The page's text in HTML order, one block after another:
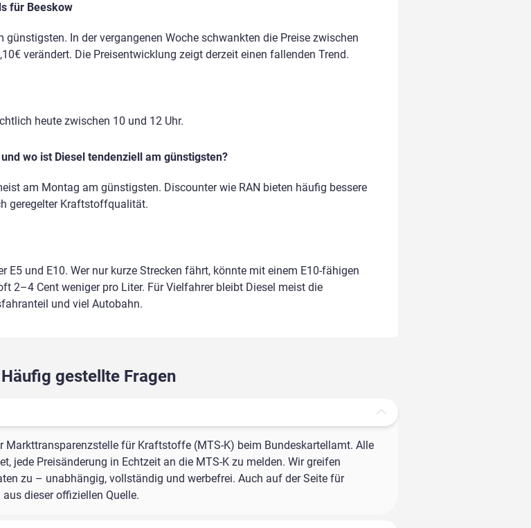
für Beeskow
In der vergangenen Woche schwankten die Preise zwischen
verändert. Die Preisentwicklung zeigt derzeit einen fallenden Trend.
heute zwischen 10 und 12 Uhr.
wo ist Diesel tendenziell am günstigsten?
am Montag am günstigsten. Discounter wie RAN bieten häufig bessere
geregelter Kraftstoffqualität.
E5 und E10. Wer nur kurze Strecken fährt, könnte mit einem E10-fähigen
2–4 Cent weniger pro Liter. Für Vielfahrer bleibt Diesel meist die
und viel Autobahn.
Häufig gestellte Fragen
Markttransparenzstelle für Kraftstoffe (MTS-K) beim Bundeskartellamt. Alle
jede Preisänderung in Echtzeit an die MTS-K zu melden. Wir greifen
zu – unabhängig, vollständig und werbefrei. Auch auf der Seite für
dieser offiziellen Quelle.